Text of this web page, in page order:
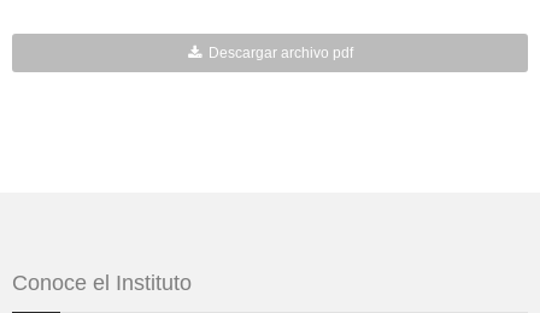
Descargar archivo pdf
Conoce el Instituto